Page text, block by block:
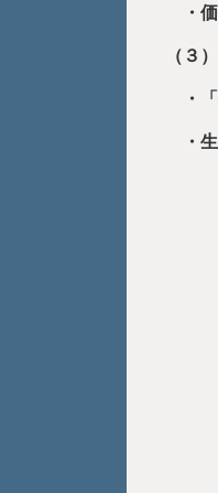
・価
（３
・「
・生